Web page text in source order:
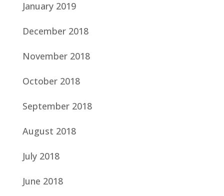
January 2019
December 2018
November 2018
October 2018
September 2018
August 2018
July 2018
June 2018